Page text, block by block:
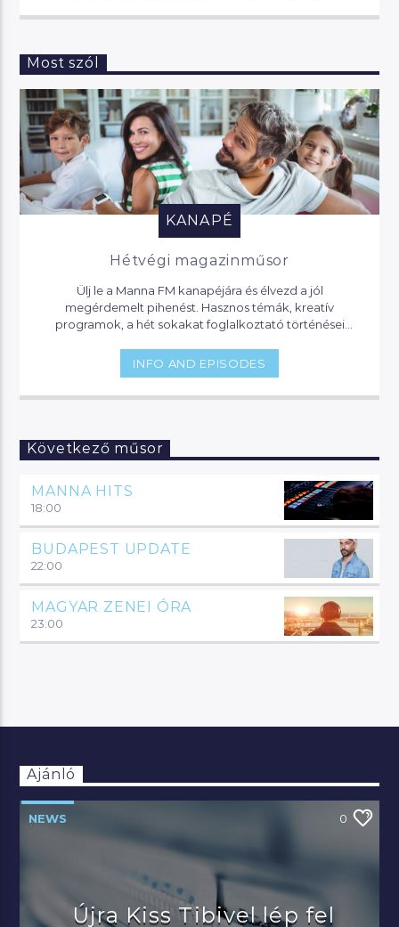
Most szól
KANAPÉ
Hétvégi magazinműsor
Ülj le a Manna FM kanapéjára és élvezd a jól
megérdemelt pihenést. Hasznos témák, kreatív
programok, a hét sokakat foglalkoztató történései
foglalsz nálunk.
INFO AND EPISODES
Következő műsor
MANNA HITS
18:00
BUDAPEST UPDATE
22:00
MAGYAR ZENEI ÓRA
23:00
Ajánló
NEWS 0
Újra Kiss Tibivel lép fel